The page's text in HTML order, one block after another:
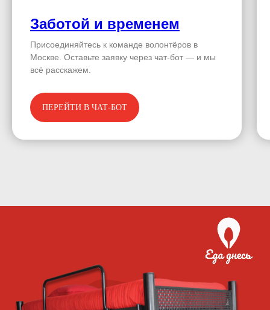
Заботой и временем
Присоединяйтесь к команде волонтёров в
Москве. Оставьте заявку через чат-бот — и мы
всё расскажем.
ПЕРЕЙТИ В ЧАТ-БОТ